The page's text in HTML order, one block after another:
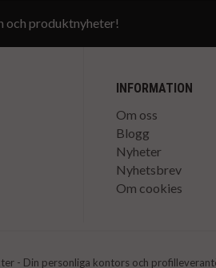
och produktnyheter!
INFORMATION
Om oss
Blogg
Nyheter
Nyhetsbrev
Om cookies
- Din personliga kontors och